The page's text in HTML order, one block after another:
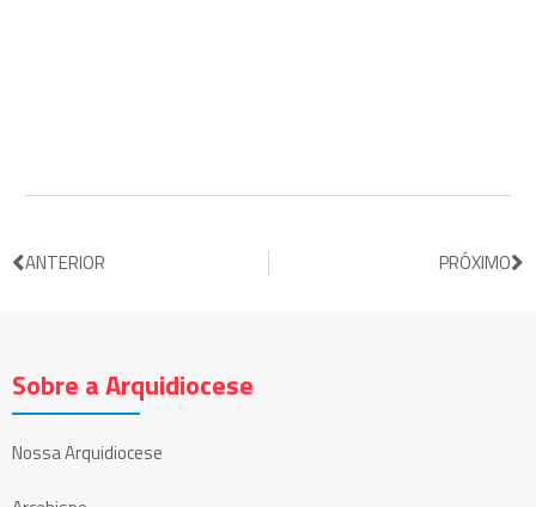
ANTERIOR PRÓXIMO
Sobre a Arquidiocese
Nossa Arquidiocese